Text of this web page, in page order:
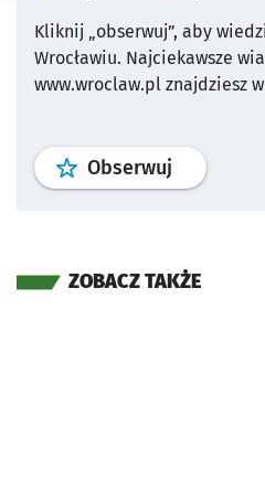
Kliknij „obserwuj”, aby
Wrocławiu. Najciekawsze
www.wroclaw.pl znajdziesz
Obserwuj profil
ZOBACZ TAKŻE